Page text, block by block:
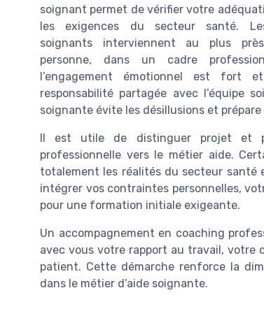
soignant permet de vérifier votre
les exigences du secteur santé.
soignants interviennent au plus
personne, dans un cadre
l’engagement émotionnel est fort
responsabilité partagée avec l’équipe
soignante évite les désillusions et
Il est utile de distinguer projet et
professionnelle vers le métier aide.
totalement les réalités du secteur santé
intégrer vos contraintes personnelles,
pour une formation initiale exigeante.
Un accompagnement en coaching
avec vous votre rapport au travail, votre
patient. Cette démarche renforce la
dans le métier d’aide soignante.